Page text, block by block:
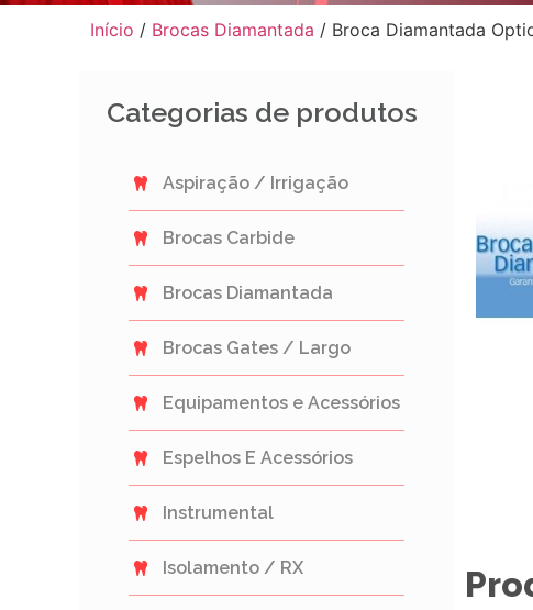
Início / Brocas Diamantada / Broca Diamantada
Categorias de produtos
Aspiração / Irrigação
Brocas Carbide
Brocas Diamantada
Brocas Gates / Largo
Equipamentos e Acessórios
Espelhos E Acessórios
Instrumental
Isolamento / RX